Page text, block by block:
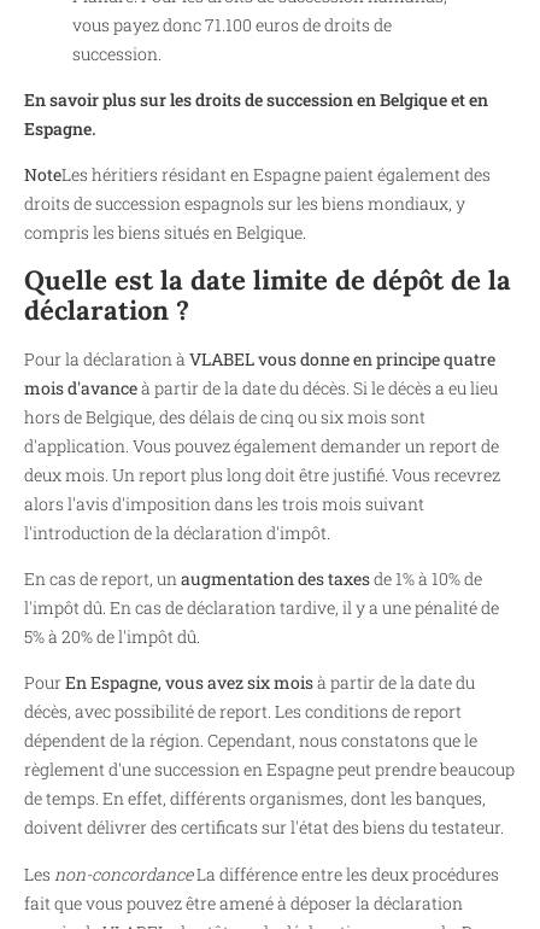
vous payez donc 71.100 euros de droits de
succession.
En savoir plus sur les droits de succession en Belgique et en
Espagne.
NoteLes héritiers résidant en Espagne paient également des
droits de succession espagnols sur les biens mondiaux, y
compris les biens situés en Belgique.
Quelle est la date limite de dépôt de la
déclaration ?
Pour la déclaration à VLABEL vous donne en principe quatre
mois d'avanceà partir de la date du décès. Si le décès a eu lieu
hors de Belgique, des délais de cinq ou six mois sont
d'application. Vous pouvez également demander un report de
deux mois. Un report plus long doit être justifié. Vous recevrez
alors l'avis d'imposition dans les trois mois suivant
l'introduction de la déclaration d'impôt.
En cas de report, unaugmentation des taxesde 1% à 10% de
l'impôt dû. En cas de déclaration tardive, il y a une pénalité de
5% à 20% de l'impôt dû.
PourEn Espagne, vous avez six moisà partir de la date du
décès, avec possibilité de report. Les conditions de report
dépendent de la région. Cependant, nous constatons que le
règlement d'une succession en Espagne peut prendre beaucoup
de temps. En effet, différents organismes, dont les banques,
doivent délivrer des certificats sur l'état des biens du testateur.
Les non-concordanceLa différence entre les deux procédures
fait que vous pouvez être amené à déposer la déclaration